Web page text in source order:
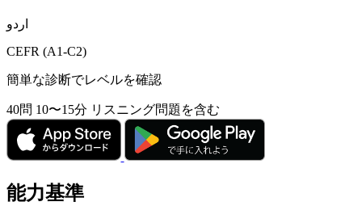
اردو
CEFR (A1-C2)
簡単な診断でレベルを確認
40問 10〜15分 リスニング問題を含む
能力基準